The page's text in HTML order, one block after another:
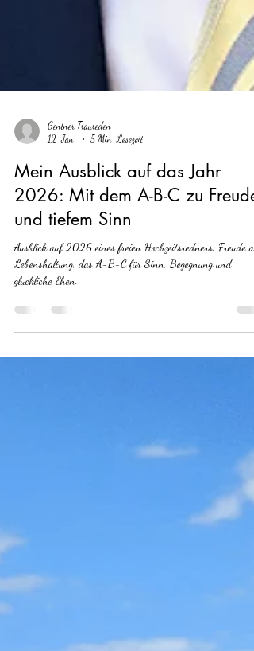
12. Jan.
5 Min. Lesezeit
Mein Ausblick auf das Jahr
2026: Mit dem A-B-C zu Freude
und tiefem Sinn
Ausblick auf 2026 eines freien Hochzeitsredners: Freude als
glückliche Ehen.